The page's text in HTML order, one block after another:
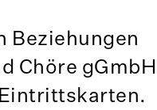
Beziehungen
Chöre gGmbH